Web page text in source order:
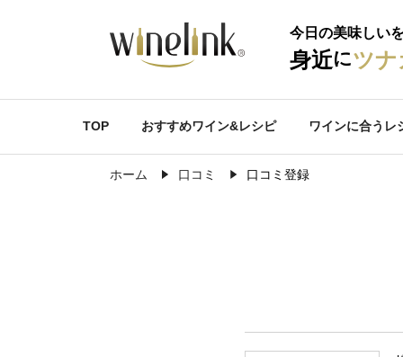
今日の美味しい
身近にツナ
TOP おすすめワイン&レシピ ワインに合うレ
ホーム 口コミ 口コミ登録